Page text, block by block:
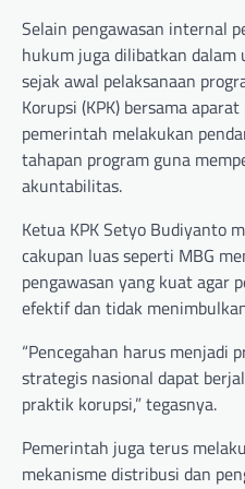
Selain pengawasan internal
hukum juga dilibatkan dalam
sejak awal pelaksanaan
Korupsi (KPK) bersama
pemerintah melakukan
tahapan program guna
akuntabilitas.
Ketua KPK Setyo Budiyanto
cakupan luas seperti MBG
pengawasan yang kuat agar
efektif dan tidak
“Pencegahan harus menjadi
strategis nasional dapat
praktik korupsi,” tegasnya.
Pemerintah juga terus
mekanisme distribusi dan